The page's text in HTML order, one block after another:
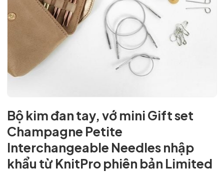
Bộ kim đan tay, vớ mini Gift set
Champagne Petite
Interchangeable Needles nhập
khẩu từ KnitPro phiên bản Limited